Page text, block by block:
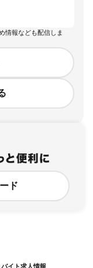
情報なども配信しま
ド
イト求人情報